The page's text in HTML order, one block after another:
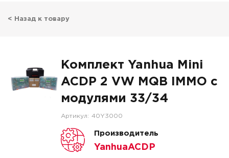
< Назад к товару
Комплект Yanhua Mini
ACDP 2 VW MQB IMMO с
модулями 33/34
Артикул: 40Y3000
Производитель
YanhuaACDP